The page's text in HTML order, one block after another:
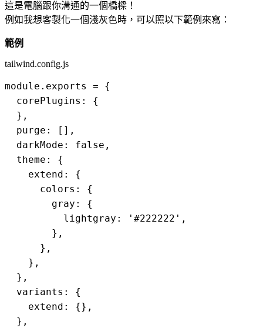
這是電腦跟你溝通的一個橋樑！
例如我想客製化一個淺灰色時，可以照以下範例來寫：
範例
tailwind.config.js
module.exports = {
  corePlugins: {
  },
  purge: [],
  darkMode: false,
  theme: {
    extend: {
      colors: {
        gray: {
          lightgray: '#222222',
        },
      },
    },
  },
  variants: {
    extend: {},
  },